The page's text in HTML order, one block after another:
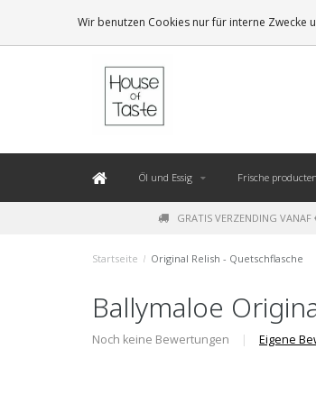
Öl und Essig Frische producten
GRATIS VERZENDING
Startseite / Original Relish - Quetschflasche
Ballymaloe
Noch keine Bewertungen | Eigene
Wir benutzen Cookies nur für interne Zwecke